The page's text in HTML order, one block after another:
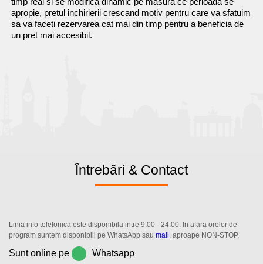
apropie, pretul inchirierii crescand motiv pentru care va sfatuim
sa va faceti rezervarea cat mai din timp pentru a beneficia de
un pret mai accesibil.
Întrebări & Contact
Linia info telefonica este disponibila intre 9:00 - 24:00. In afara orelor de
program suntem disponibili pe WhatsApp sau mail , aproape NON-STOP.
Sunt online pe Whatsapp